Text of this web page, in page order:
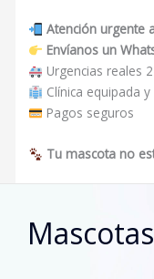
Atención urgente
Envíanos un
Urgencias reales
Clínica equipada
Pagos seguros
Tu mascota no